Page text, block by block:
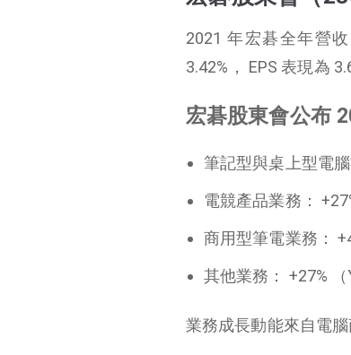
2021 年宏碁全年營
3.42%， EPS 表現為
宏碁股東會公布
筆記型與桌上型電腦
電競產品業務：
商用型筆電業務：
其他業務： +27% （
業務成長動能來自電腦